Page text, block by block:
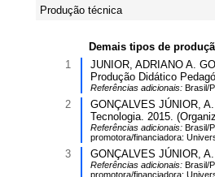
Produção técnica
Demais tipos de
1
JUNIOR, ADRIANO A.
Produção Didático
Referências adicionais: Brasil/
2
GONÇALVES JÚNIOR,
Tecnologia. 2015.
Referências adicionais: Brasil/
promotora/financiadora:
3 GONÇALVES JÚNIOR,
Referências adicionais: Brasil/
promotora/financiadora: